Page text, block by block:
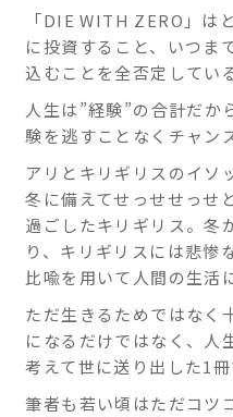
「DIE WITH ZERO」は
に投資すること、いつま
込むことを全否定してい
人生は”経験”の合計だか
験を逃すことなくチャン
アリとキリギリスのイソ
冬に備えてせっせせっせ
過ごしたキリギリス。冬
り、キリギリスには悲惨
比喩を用いて人間の生活
ただ生きるためではなく
になるだけではなく、人
考えて世に送り出した1冊
筆者も若い頃はただコツ